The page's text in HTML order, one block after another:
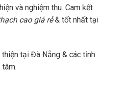
và nghiệm thu. Cam kết
cao giá rẻ& tốt nhất tại
tại Đà Nẵng & các tỉnh
tâm.